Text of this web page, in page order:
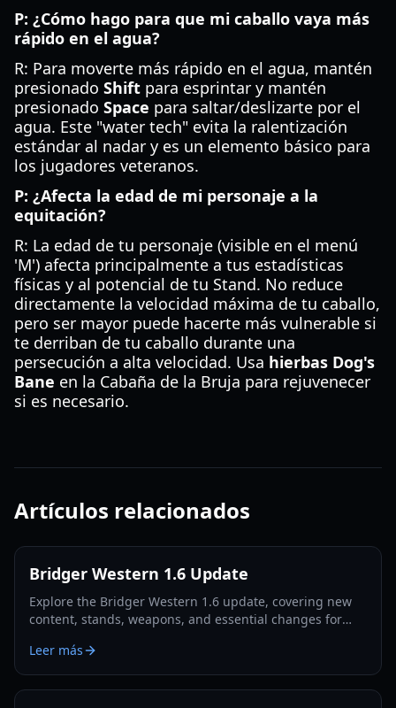
P: ¿Cómo hago para que mi caballo vaya más
rápido en el agua?
R: Para moverte más rápido en el agua, mantén
presionado Shift para esprintar y mantén
presionado Space para saltar/deslizarte por el
agua. Este "water tech" evita la ralentización
estándar al nadar y es un elemento básico para
los jugadores veteranos.
P: ¿Afecta la edad de mi personaje a la
equitación?
R: La edad de tu personaje (visible en el menú
'M') afecta principalmente a tus estadísticas
físicas y al potencial de tu Stand. No reduce
directamente la velocidad máxima de tu caballo,
pero ser mayor puede hacerte más vulnerable si
te derriban de tu caballo durante una
persecución a alta velocidad. Usa hierbas Dog's
Bane en la Cabaña de la Bruja para rejuvenecer
si es necesario.
Artículos relacionados
Bridger Western 1.6 Update
Explore the Bridger Western 1.6 update, covering new
content, stands, weapons, and essential changes for
Leer más